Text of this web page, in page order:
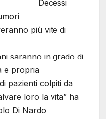
Decessi
più vite di
saranno in grado di
e propria
pazienti colpiti da
loro la vita” ha
Di Nardo